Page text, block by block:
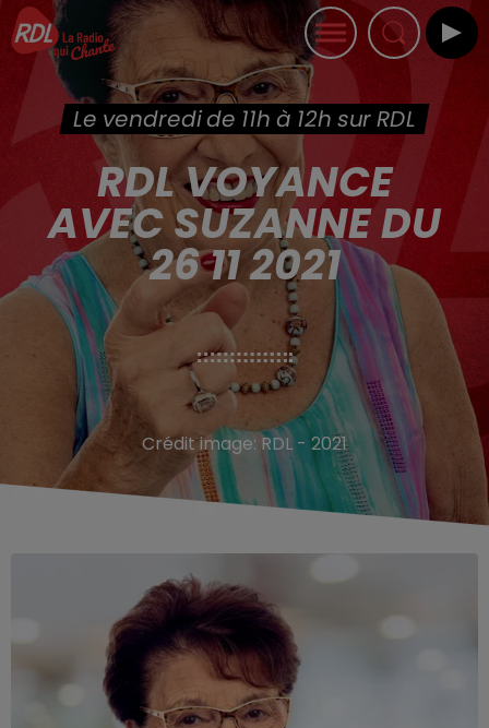
Le vendredi de 11h à 12h sur RDL
RDL VOYANCE
AVEC SUZANNE DU
26 11 2021
Crédit image: RDL - 2021